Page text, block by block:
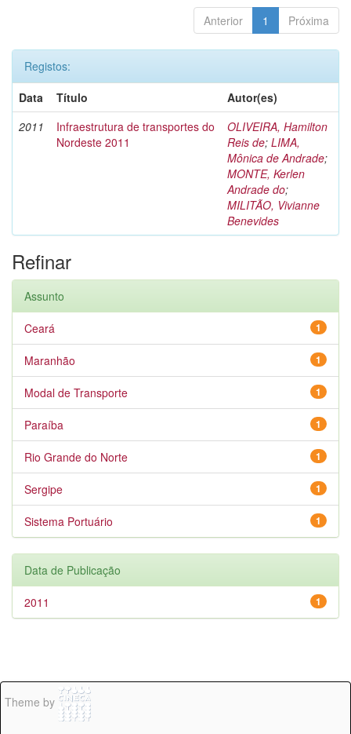
Anterior 1 Próxima
Registos:
Data
Título
Autor(es)
2011
Infraestrutura de transportes do
Nordeste 2011
OLIVEIRA, Hamilton
Reis de; LIMA,
Mônica de Andrade;
MONTE, Kerlen
Andrade do;
MILITÃO, Vivianne
Benevides
Refinar
Assunto
1
Ceará
1
Maranhão
1
Modal de Transporte
1
Paraíba
1
Rio Grande do Norte
1
Sergipe
1
Sistema Portuário
Data de Publicação
1
2011
Theme by